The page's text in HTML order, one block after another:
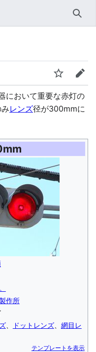
検索
ウォッチ編集
において重要な赤灯の
レンズ径が300mmに
作所
、 ドットレンズ、 網目レ
テンプレートを表示